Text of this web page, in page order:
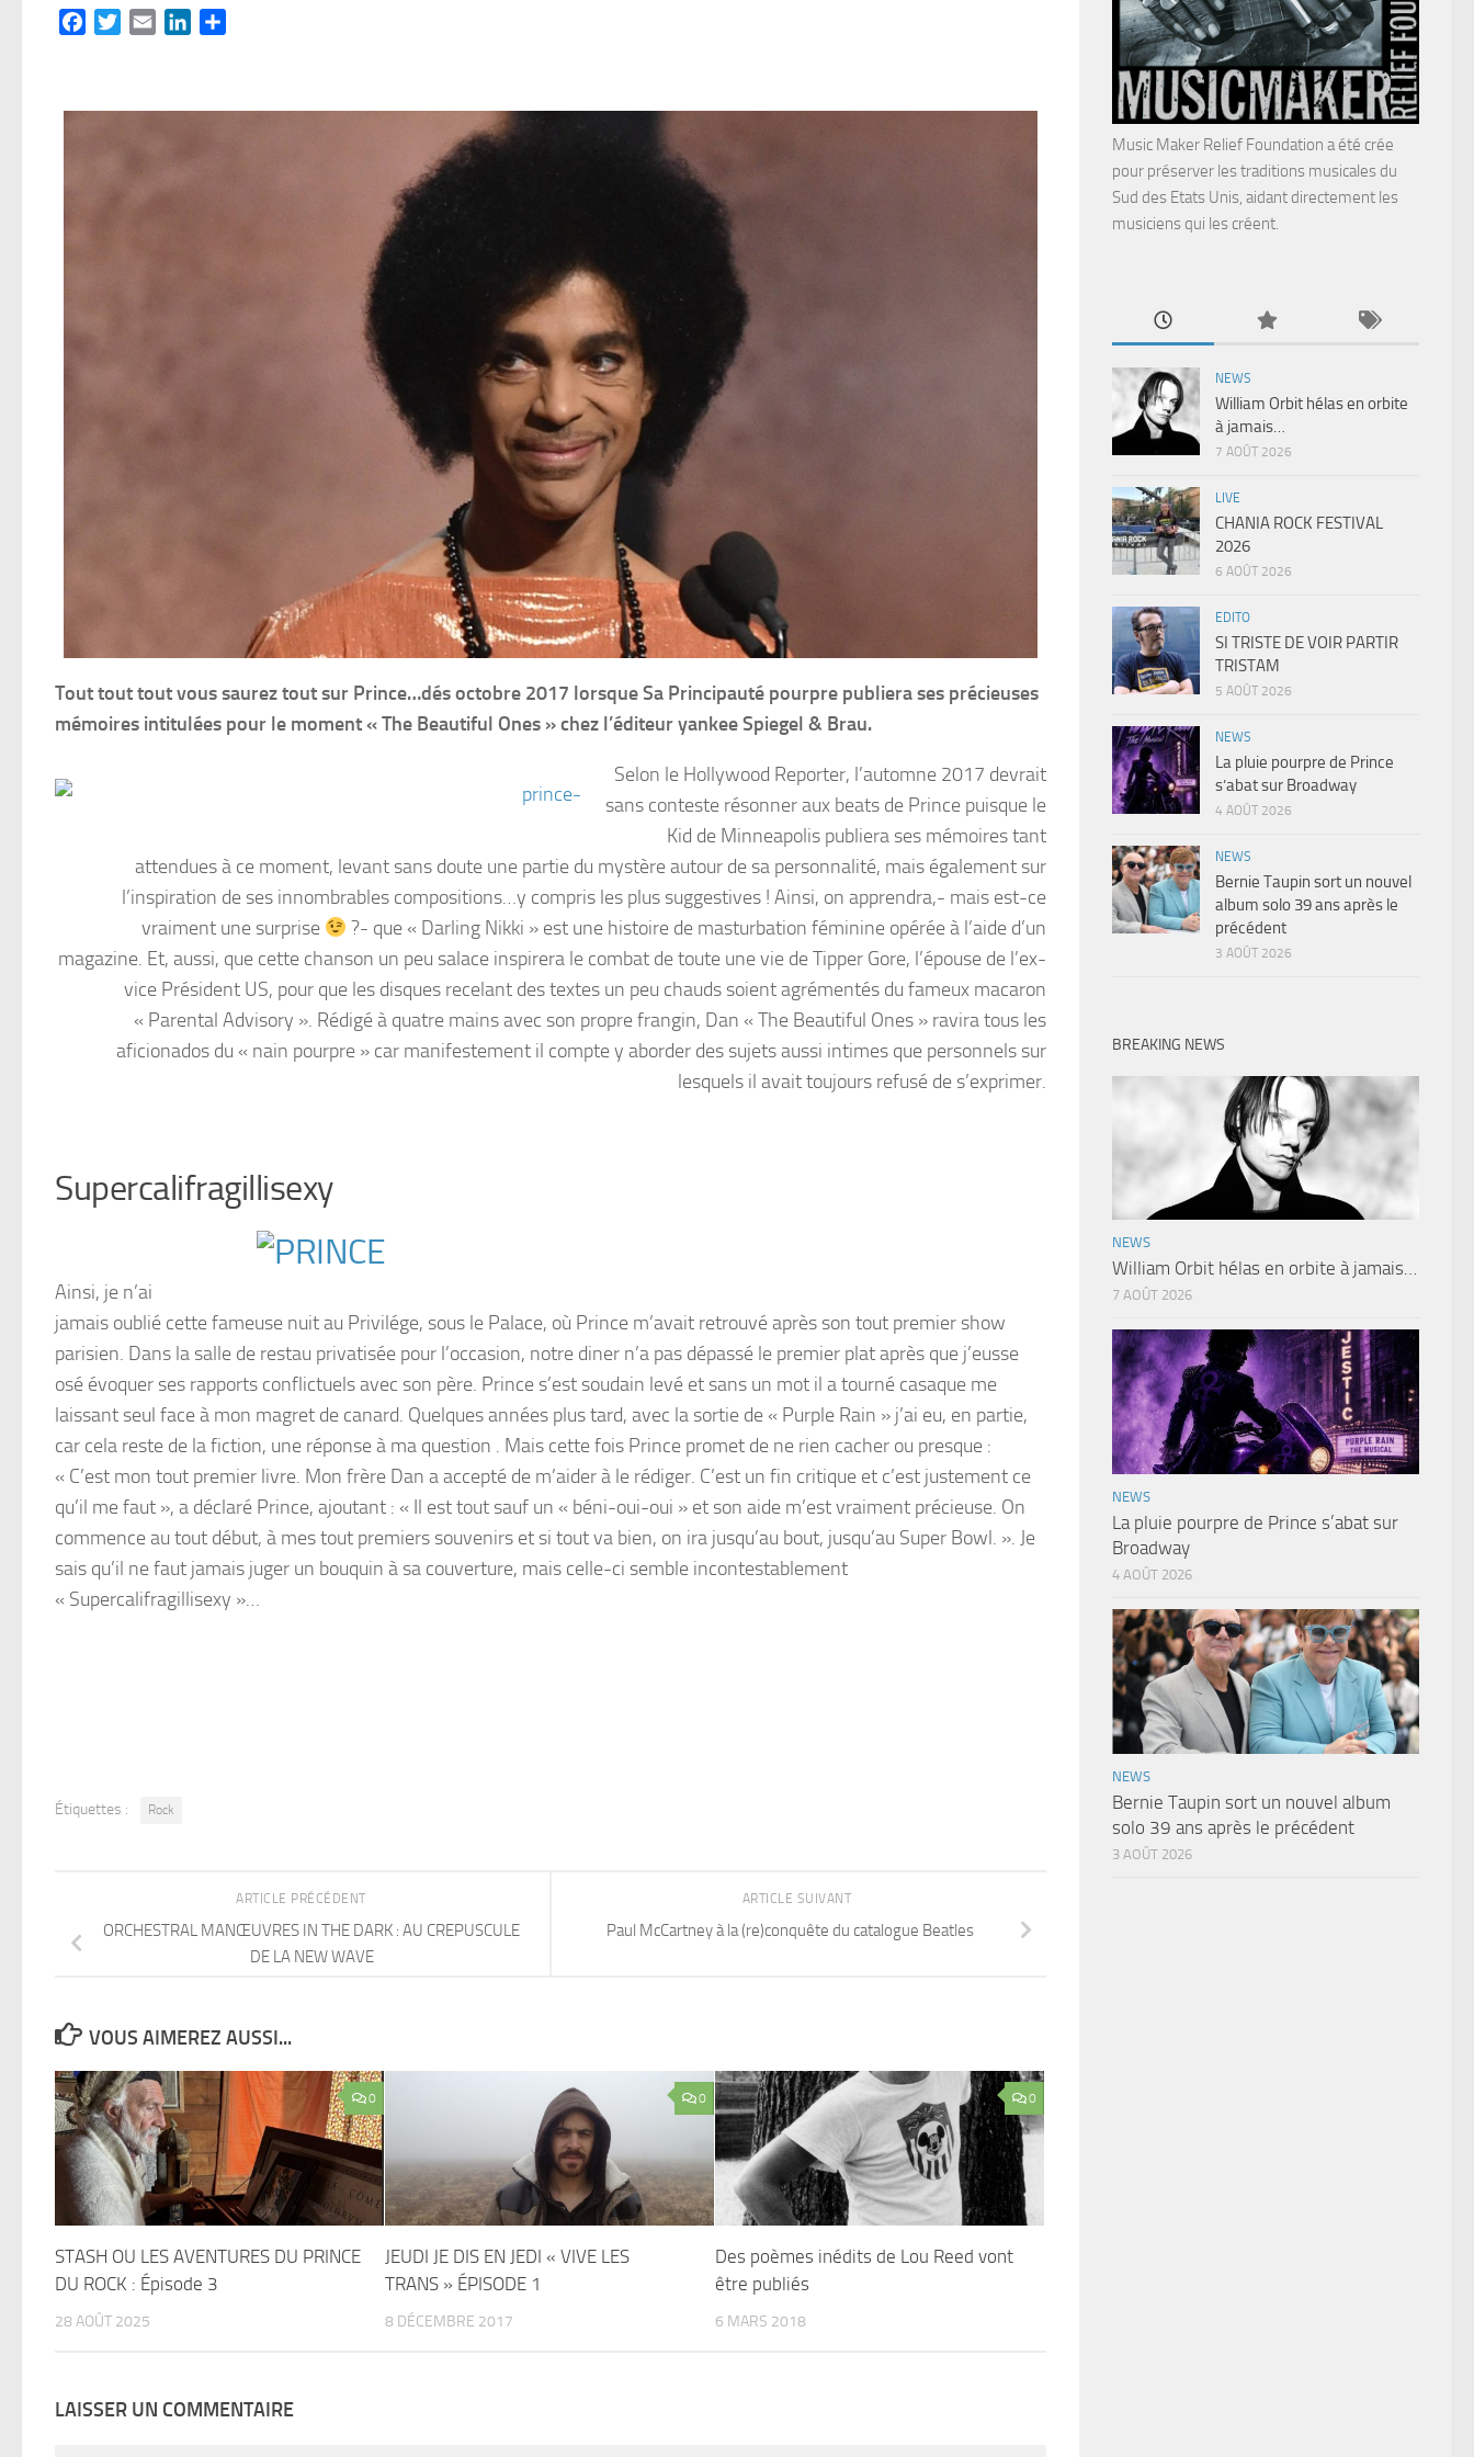
FacebookTwitterEmail LinkedIn
Tout tout tout vous saurez tout sur Prince…dés octobre 2017 lorsque Sa Principauté pourpre publiera ses précieuses
mémoires intitulées pour le moment « The Beautiful Ones » chez l’éditeur yankee Spiegel & Brau.
Selon le Hollywood Reporter, l’automne 2017 devrait
sans conteste résonner aux beats de Prince puisque le
Kid de Minneapolis publiera ses mémoires tant
attendues à ce moment, levant sans doute une partie du mystère autour de sa personnalité, mais également sur
l’inspiration de ses innombrables compositions…y compris les plus suggestives ! Ainsi, on apprendra,- mais est-ce
vraiment une surprise
?- que « Darling Nikki » est une histoire de masturbation féminine opérée à l’aide d’un
magazine. Et, aussi, que cette chanson un peu salace inspirera le combat de toute une vie de Tipper Gore, l’épouse de l’ex-
vice Président US, pour que les disques recelant des textes un peu chauds soient agrémentés du fameux macaron
« Parental Advisory ». Rédigé à quatre mains avec son propre frangin, Dan « The Beautiful Ones » ravira tous les
aficionados du « nain pourpre » car manifestement il compte y aborder des sujets aussi intimes que personnels sur
lesquels il avait toujours refusé de s’exprimer.
Supercalifragillisexy
Ainsi, je n’ai
jamais oublié cette fameuse nuit au Privilége, sous le Palace, où Prince m’avait retrouvé après son tout premier show
parisien. Dans la salle de restau privatisée pour l’occasion, notre diner n’a pas dépassé le premier plat après que j’eusse
osé évoquer ses rapports conflictuels avec son père. Prince s’est soudain levé et sans un mot il a tourné casaque me
laissant seul face à mon magret de canard. Quelques années plus tard, avec la sortie de « Purple Rain » j’ai eu, en partie,
car cela reste de la fiction, une réponse à ma question . Mais cette fois Prince promet de ne rien cacher ou presque :
« C’est mon tout premier livre. Mon frère Dan a accepté de m’aider à le rédiger. C’est un fin critique et c’est justement ce
qu’il me faut », a déclaré Prince, ajoutant : « Il est tout sauf un « béni-oui-oui » et son aide m’est vraiment précieuse. On
commence au tout début, à mes tout premiers souvenirs et si tout va bien, on ira jusqu’au bout, jusqu’au Super Bowl. ». Je
sais qu’il ne faut jamais juger un bouquin à sa couverture, mais celle-ci semble incontestablement
« Supercalifragillisexy »…
Étiquettes : Rock
ARTICLE SUIVANT
Paul McCartney à la (re)conquête du catalogue Beatles
ARTICLE PRÉCÉDENT
ORCHESTRAL MANŒUVRES IN THE DARK : AU CREPUSCULE
DE LA NEW WAVE
VOUS AIMEREZ AUSSI...
0
STASH OU LES AVENTURES DU PRINCE
DU ROCK : Épisode 3
28 AOÛT 2025
0
JEUDI JE DIS EN JEDI « VIVE LES
TRANS » ÉPISODE 1
8 DÉCEMBRE 2017
0
Des poèmes inédits de Lou Reed vont
être publiés
6 MARS 2018
LAISSER UN COMMENTAIRE
Music Maker Relief Foundation a été crée
pour préserver les traditions musicales du
Sud des Etats Unis, aidant directement les
musiciens qui les créent.
NEWS
William Orbit hélas en orbite
à jamais…
7 AOÛT 2026
LIVE
CHANIA ROCK FESTIVAL
2026
6 AOÛT 2026
EDITO
SI TRISTE DE VOIR PARTIR
TRISTAM
5 AOÛT 2026
NEWS
La pluie pourpre de Prince
s’abat sur Broadway
4 AOÛT 2026
NEWS
Bernie Taupin sort un nouvel
album solo 39 ans après le
précédent
3 AOÛT 2026
BREAKING NEWS
NEWS
William Orbit hélas en orbite à jamais…
7 AOÛT 2026
NEWS
La pluie pourpre de Prince s’abat sur
Broadway
4 AOÛT 2026
NEWS
Bernie Taupin sort un nouvel album
solo 39 ans après le précédent
3 AOÛT 2026